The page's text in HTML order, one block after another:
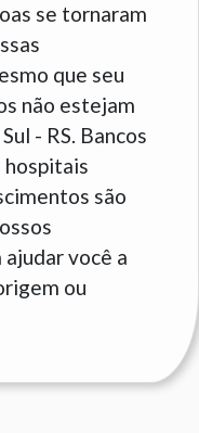
se tornaram
que seu
não estejam
- RS. Bancos
hospitais
são
você a
ou